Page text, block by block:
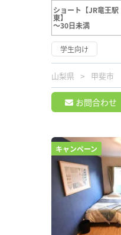
ショート【JR竜王駅
東】
～30日未満
学生向け
山梨県 甲斐市
お問合わせ
キャンペーン